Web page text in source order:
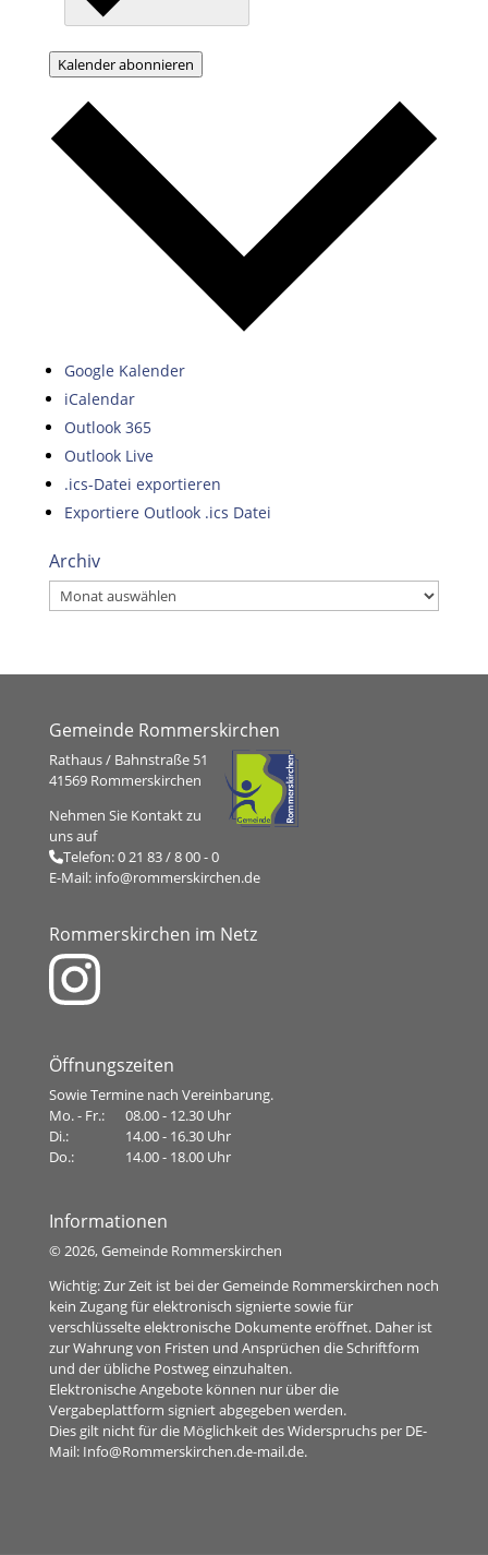
Kalender abonnieren
Google Kalender
iCalendar
Outlook 365
Outlook Live
.ics-Datei exportieren
Exportiere Outlook .ics Datei
Archiv
Archiv
Gemeinde Rommerskirchen
Rathaus / Bahnstraße 51
41569 Rommerskirchen
Nehmen Sie Kontakt zu
uns auf
Telefon:0 21 83 / 8 00 - 0
E-Mail: info@rommerskirchen.de
Rommerskirchen im Netz
Öffnungszeiten
Sowie Termine nach Vereinbarung.
Mo. - Fr.:
08.00 - 12.30 Uhr
Di.:
14.00 - 16.30 Uhr
Do.:
14.00 - 18.00 Uhr
Informationen
© 2026, Gemeinde Rommerskirchen
Wichtig: Zur Zeit ist bei der Gemeinde Rommerskirchen noch
kein Zugang für elektronisch signierte sowie für
verschlüsselte elektronische Dokumente eröffnet. Daher ist
zur Wahrung von Fristen und Ansprüchen die Schriftform
und der übliche Postweg einzuhalten.
Elektronische Angebote können nur über die
Vergabeplattform signiert abgegeben werden.
Dies gilt nicht für die Möglichkeit des Widerspruchs per DE-
Mail: Info@Rommerskirchen.de-mail.de.